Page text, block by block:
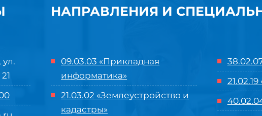
НАПРАВЛЕНИЯ И
09.03.03 «Прикладная
информатика»
21.03.02 «Землеустройство и
кадастры»